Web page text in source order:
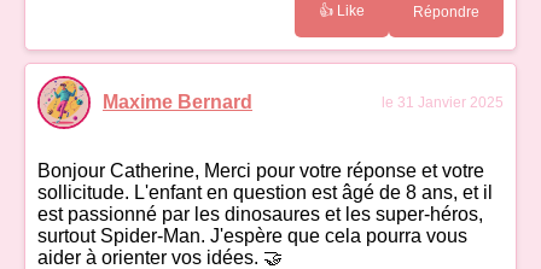
👍 Like Répondre
Maxime Bernard le 31 Janvier 2025
Bonjour Catherine, Merci pour votre réponse et votre
sollicitude. L'enfant en question est âgé de 8 ans, et il
est passionné par les dinosaures et les super-héros,
surtout Spider-Man. J'espère que cela pourra vous
aider à orienter vos idées. 🤝